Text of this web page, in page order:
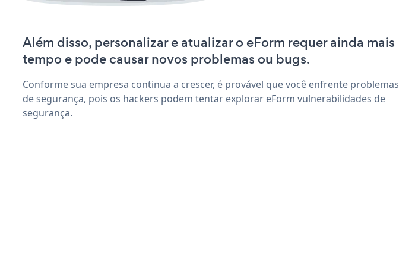
Além disso, personalizar e atualizar o eForm requer ainda mais
tempo e pode causar novos problemas ou bugs.
Conforme sua empresa continua a crescer, é provável que você enfrente problemas
de segurança, pois os hackers podem tentar explorar eForm vulnerabilidades de
segurança.